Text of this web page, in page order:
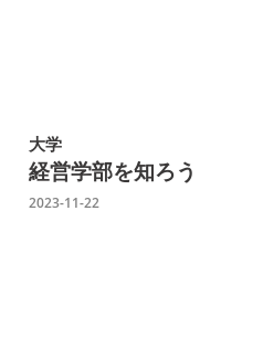
大学
経営学部を知ろう
2023-11-22